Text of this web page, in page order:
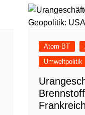
Atom-BT
Umweltpolitik